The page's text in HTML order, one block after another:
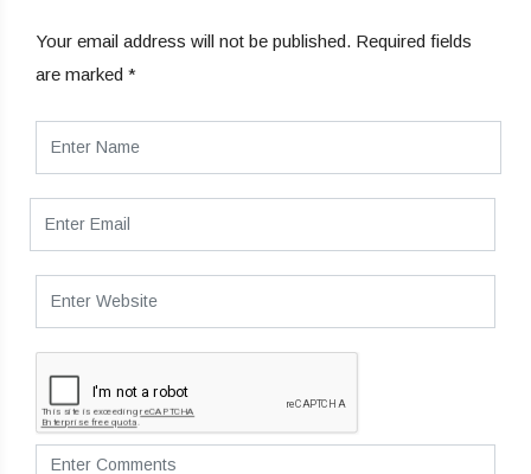
Your email address will not be published. Required fields
are marked *